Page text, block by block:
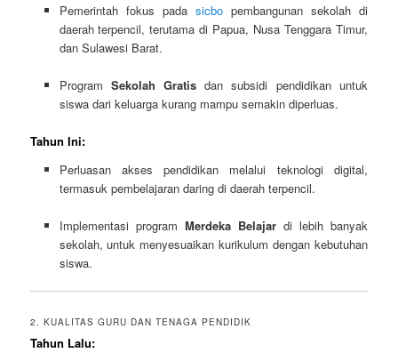
Pemerintah fokus pada sicbopembangunan sekolah di
daerah terpencil, terutama di Papua, Nusa Tenggara Timur,
dan Sulawesi Barat.
Program Sekolah Gratis dan subsidi pendidikan untuk
siswa dari keluarga kurang mampu semakin diperluas.
Tahun Ini:
Perluasan akses pendidikan melalui teknologi digital,
termasuk pembelajaran daring di daerah terpencil.
Implementasi program Merdeka Belajardi lebih banyak
sekolah, untuk menyesuaikan kurikulum dengan kebutuhan
siswa.
2. KUALITAS GURU DAN TENAGA PENDIDIK
Tahun Lalu: